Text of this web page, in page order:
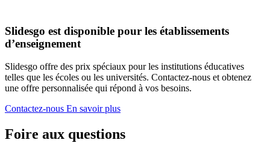
Slidesgo est disponible pour les établissements
d’enseignement
Slidesgo offre des prix spéciaux pour les institutions éducatives
telles que les écoles ou les universités. Contactez-nous et obtenez
une offre personnalisée qui répond à vos besoins.
Contactez-nous En savoir plus
Foire aux questions